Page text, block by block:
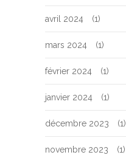
avril 2024 (1)
mars 2024 (1)
février 2024 (1)
janvier 2024 (1)
décembre 2023 (1)
novembre 2023 (1)